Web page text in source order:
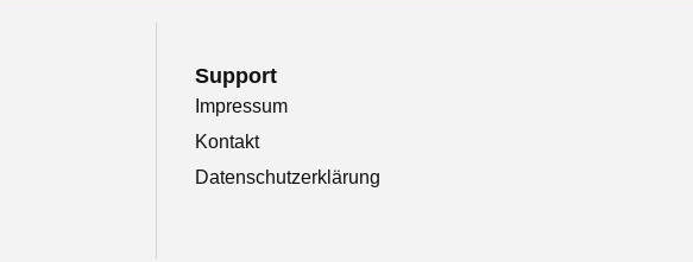
Support
Impressum
Kontakt
Datenschutzerklärung